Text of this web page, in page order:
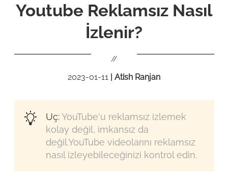
Youtube Reklamsız Nasıl
İzlenir?
//
2023-01-11 | Atish Ranjan
Uç:YouTube'u reklamsız izlemek
kolay değil, imkansız da
değil.YouTube videolarını reklamsız
nasıl izleyebileceğinizi kontrol edin.